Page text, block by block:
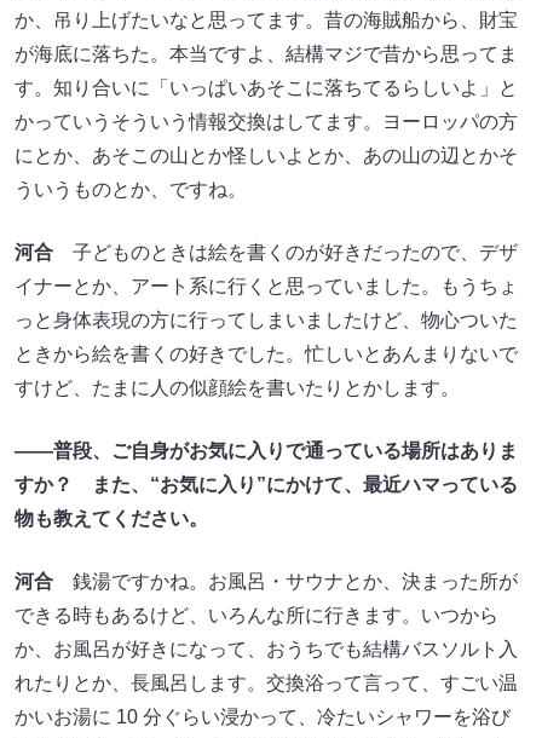
か、吊り上げたいなと思ってます。昔の海賊船から、財宝
が海底に落ちた。本当ですよ、結構マジで昔から思ってま
す。知り合いに「いっぱいあそこに落ちてるらしいよ」と
かっていうそういう情報交換はしてます。ヨーロッパの方
にとか、あそこの山とか怪しいよとか、あの山の辺とかそ
ういうものとか、ですね。
河合 子どものときは絵を書くのが好きだったので、デザ
イナーとか、アート系に行くと思っていました。もうちょ
っと身体表現の方に行ってしまいましたけど、物心ついた
ときから絵を書くの好きでした。忙しいとあんまりないで
すけど、たまに人の似顔絵を書いたりとかします。
――普段、ご自身がお気に入りで通っている場所はありま
すか？ また、“お気に入り”にかけて、最近ハマっている
物も教えてください。
河合 銭湯ですかね。お風呂・サウナとか、決まった所が
できる時もあるけど、いろんな所に行きます。いつから
か、お風呂が好きになって、おうちでも結構バスソルト入
れたりとか、長風呂します。交換浴って言って、すごい温
かいお湯に 10 分ぐらい浸かって、冷たいシャワーを浴び